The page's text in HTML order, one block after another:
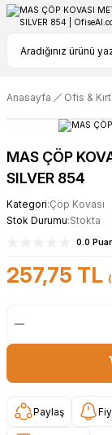
Anasayfa Ofis &
MAS ÇÖP
SILVER 854
Kategori Çöp Kovası
Stok Durumu Stokta
0.0
257,75 TL
Paylaş